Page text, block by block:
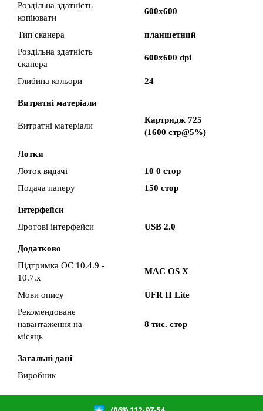
Роздільна здатність
копіювати
600х600
Тип сканера
планшетний
Роздільна здатність
сканера
600х600 dpi
Глибина кольори 24
Витратні матеріали
Витратні матеріали
Картридж 725
(1600 стр@5%)
Лотки
Лоток видачі
10 0 стор
Подача паперу
150 стор
Інтерфейси
Дротові інтерфейси
USB 2.0
Додатково
Підтримка ОС 10.4.9 -
10.7.x
MAC OS X
Мови опису
UFR II Lite
Рекомендоване
навантаження на
місяць
8 тис. стор
Загальні дані
Виробник